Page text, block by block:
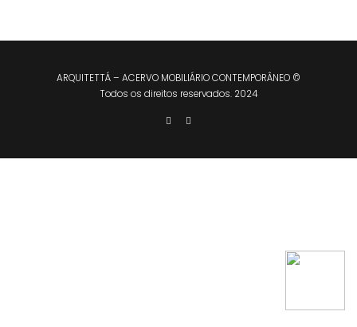
ARQUITETTÁ – ACERVO MOBILIÁRIO CONTEMPORÂNEO ©
Todos os direitos reservados. 2024